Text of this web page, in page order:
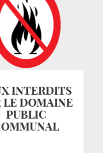
INTERDITS
LE DOMAINE
PUBLIC